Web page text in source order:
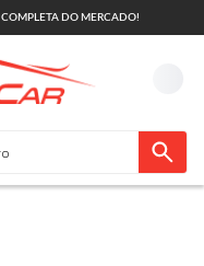
DO MERCADO!